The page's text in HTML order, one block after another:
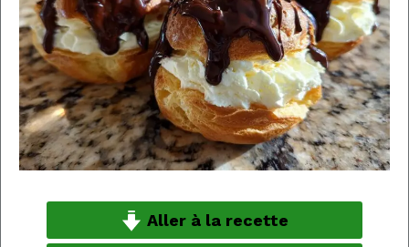
Aller à la recette